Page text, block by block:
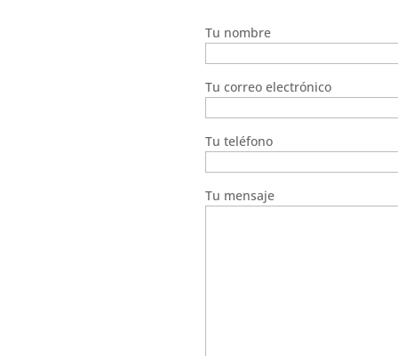
Tu nombre
Tu correo electrónico
Tu teléfono
Tu mensaje